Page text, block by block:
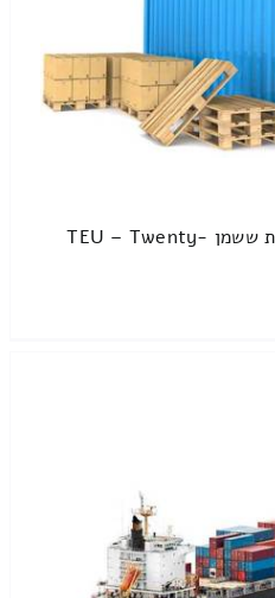
נפח של מכולה נמדד ביחידות ששמן TEU – Twenty-